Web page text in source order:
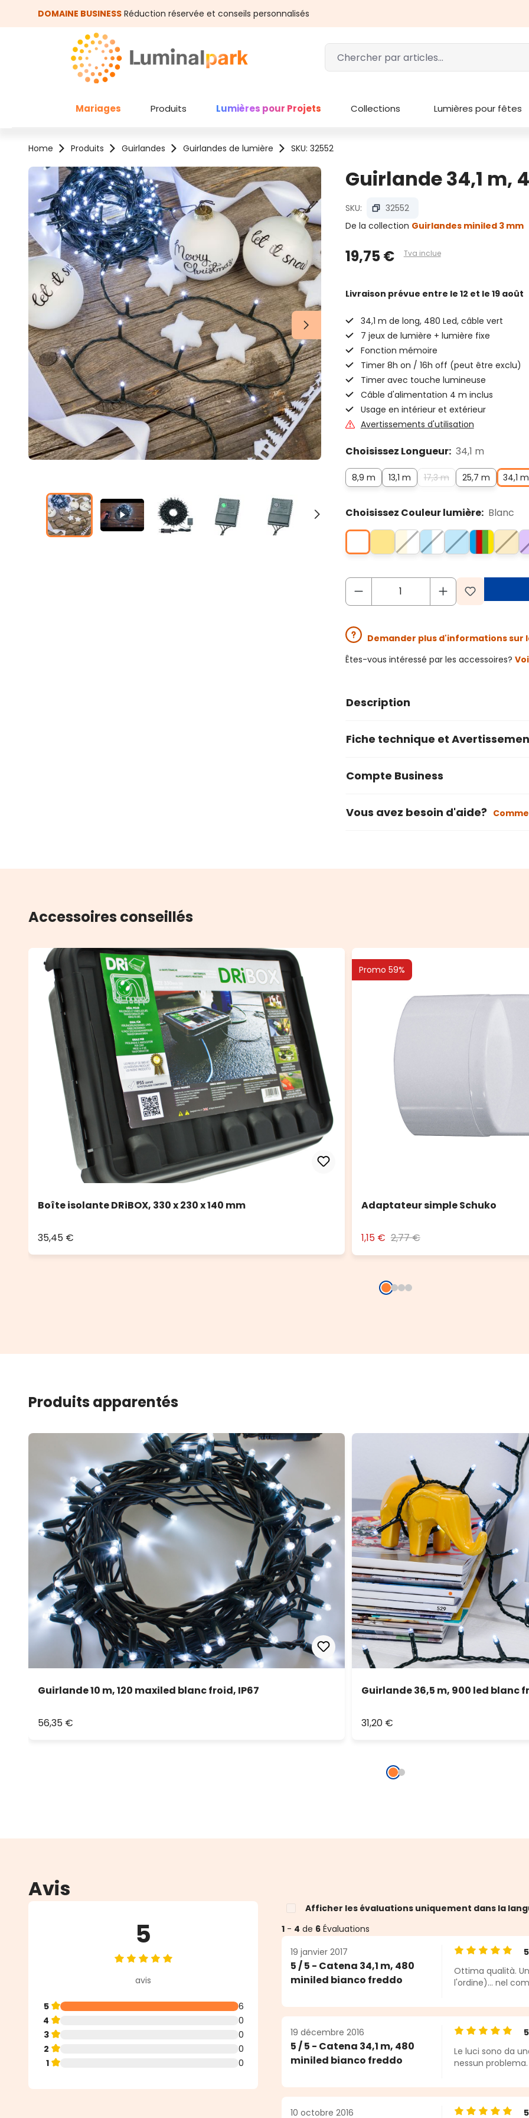
au contenu principal
Passer à la recherche
DOMAINE BUSINESS Réduction réservée et conseils personnalisés
Mariages Produits Lumières pour Projets Collections Lumières pour fêtes
Home Produits Guirlandes Guirlandes de lumière SKU: 32552
Ignorer la galerie d'images Guirlande 34,1 m,
SKU:
32552
De la collection Guirlandes miniled 3 mm
19,75 € Tva inclue
Livraison prévue entre le 12 et le 19 août
34,1 m de long, 480 Led, câble vert
7 jeux de lumière + lumière fixe
Fonction mémoire
Timer 8h on / 16h off (peut être exclu)
Timer avec touche lumineuse
Câble d'alimentation 4 m inclus
Usage en intérieur et extérieur
Avertissements d'utilisation
Choisissez Longueur: 34,1 m
8,9 m 13,1 m 17,3 m 25,7 m 34,1 m
Choisissez Couleur lumière: Blanc
Demander plus d'informations sur
Êtes-vous intéressé par les accessoires?
Description
Fiche technique et
Compte Business
Vous avez besoin d'aide?
Accessoires conseillés
Boîte isolante DRiBOX, 330 x 230 x 140 mm
35,45 €
Promo 59%
Adaptateur simple Schuko
1,15 € 2,77 €
Produits apparentés
Guirlande 10 m, 120 maxiled blanc froid, IP67
56,35 €
Guirlande 36,5 m, 900 led blanc
31,20 €
Avis
5
Note moyenne de 5 sur 5 étoiles
avis
5
6
4
0
3
0
2
0
1
0
Afficher les évaluations uniquement dans la
1 - 4 de 6 Évaluations
19 janvier 2017
5 / 5 - Catena 34,1 m, 480
miniled bianco freddo
Note moyenne
5
Ottima qualità.
l'ordine)... nel
19 décembre 2016
5 / 5 - Catena 34,1 m, 480
miniled bianco freddo
Note moyenne
5
Le luci sono da
nessun
10 octobre 2016 5